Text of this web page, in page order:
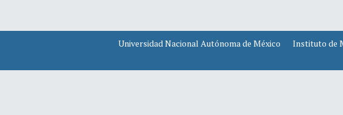
Universidad Nacional Autónoma de México Instituto de